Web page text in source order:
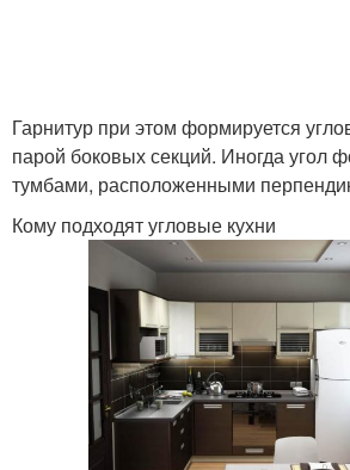
Кухня с окном
Интерьер для угловой
кухни
Кухни с пеналом
Гарнитур при этом формируется
парой боковых секций. Иногда угол
тумбами, расположенными
Кому подходят угловые кухни